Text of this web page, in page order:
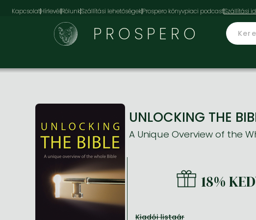
KapcsolatHírlevélRólunkSzállítási lehetőségekProspero könyvpiaci podcast
PROSPERO
UNLOCKING THE
A Unique Overview of the
18%
Kiadói listaár